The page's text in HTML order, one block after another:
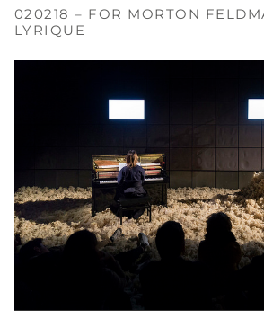
020218 – FOR MORTON
LYRIQUE